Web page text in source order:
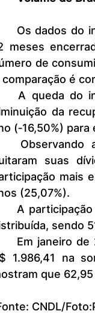
meses
de
comparação é
da
(‐16,50%)
suas
mais
(25,07%).
sendo
1.986,41 na
que
CNDL/